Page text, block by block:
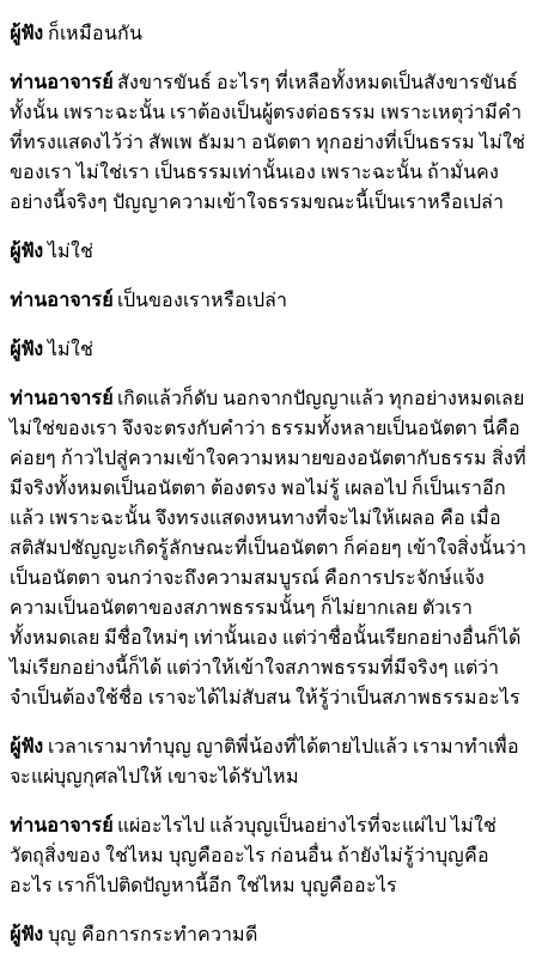
ผู้ฟัง ก็เหมือนกัน
ท่านอาจารย์ สังขารขันธ์ อะไรๆ ที่เหลือทั้งหมดเป็นสังขารขันธ์
ทั้งนั้น เพราะฉะนั้น เราต้องเป็นผู้ตรงต่อธรรม เพราะเหตุว่ามีคำ
ที่ทรงแสดงไว้ว่า สัพเพ ธัมมา อนัตตา ทุกอย่างที่เป็นธรรม ไม่ใช่
ของเรา ไม่ใช่เรา เป็นธรรมเท่านั้นเอง เพราะฉะนั้น ถ้ามั่นคง
อย่างนี้จริงๆ ปัญญาความเข้าใจธรรมขณะนี้เป็นเราหรือเปล่า
ผู้ฟังไม่ใช่
ท่านอาจารย์ เป็นของเราหรือเปล่า
ผู้ฟังไม่ใช่
ท่านอาจารย์ เกิดแล้วก็ดับ นอกจากปัญญาแล้ว ทุกอย่างหมดเลย
ไม่ใช่ของเรา จึงจะตรงกับคำว่า ธรรมทั้งหลายเป็นอนัตตา นี่คือ
ค่อยๆ ก้าวไปสู่ความเข้าใจความหมายของอนัตตากับธรรม สิ่งที่
มีจริงทั้งหมดเป็นอนัตตา ต้องตรง พอไม่รู้ เผลอไป ก็เป็นเราอีก
แล้ว เพราะฉะนั้น จึงทรงแสดงหนทางที่จะไม่ให้เผลอ คือ เมื่อ
สติสัมปชัญญะเกิดรู้ลักษณะที่เป็นอนัตตา ก็ค่อยๆ เข้าใจสิ่งนั้นว่า
เป็นอนัตตา จนกว่าจะถึงความสมบูรณ์ คือการประจักษ์แจ้ง
ความเป็นอนัตตาของสภาพธรรมนั้นๆ ก็ไม่ยากเลย ตัวเรา
ทั้งหมดเลย มีชื่อใหม่ๆ เท่านั้นเอง แต่ว่าชื่อนั้นเรียกอย่างอื่นก็ได้
ไม่เรียกอย่างนี้ก็ได้ แต่ว่าให้เข้าใจสภาพธรรมที่มีจริงๆ แต่ว่า
จำเป็นต้องใช้ชื่อ เราจะได้ไม่สับสน ให้รู้ว่าเป็นสภาพธรรมอะไร
ผู้ฟัง เวลาเรามาทำบุญ ญาติพี่น้องที่ได้ตายไปแล้ว เรามาทำเพื่อ
จะแผ่บุญกุศลไปให้ เขาจะได้รับไหม
ท่านอาจารย์ แผ่อะไรไป แล้วบุญเป็นอย่างไรที่จะแผ่ไป ไม่ใช่
วัตถุสิ่งของ ใช่ไหม บุญคืออะไร ก่อนอื่น ถ้ายังไม่รู้ว่าบุญคือ
อะไร เราก็ไปติดปัญหานี้อีก ใช่ไหม บุญคืออะไร
ผู้ฟัง บุญ คือการกระทำความดี